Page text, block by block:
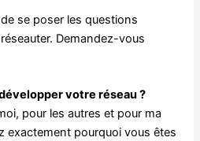
se poser les questions
Demandez-vous
votre réseau ?
pour les autres et pour ma
exactement pourquoi vous êtes